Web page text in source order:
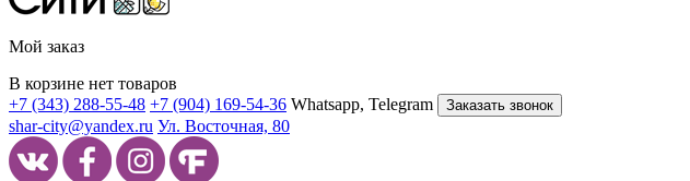
Мой заказ
В корзине нет товаров
+7 (343) 288-55-48 +7 (904) 169-54-36 Whatsapp, Telegram Заказать звонок
shar-city@yandex.ru Ул. Восточная, 80